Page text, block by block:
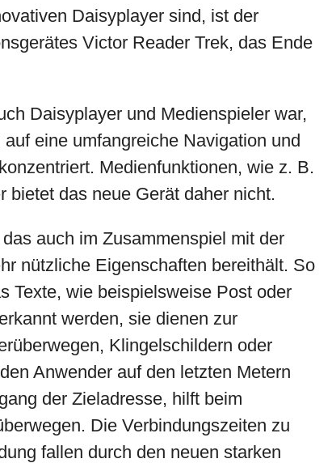
Daisyplayer sind, ist der
Victor Reader Trek, das Ende
Daisyplayer und Medienspieler war,
eine umfangreiche Navigation und
Medienfunktionen, wie z. B.
bietet das neue Gerät daher nicht.
auch im Zusammenspiel mit der
nützliche Eigenschaften bereithält. So
Texte, wie beispielsweise Post oder
werden, sie dienen zur
Klingelschildern oder
Anwender auf den letzten Metern
der Zieladresse, hilft beim
Die Verbindungszeiten zu
fallen durch den neuen starken